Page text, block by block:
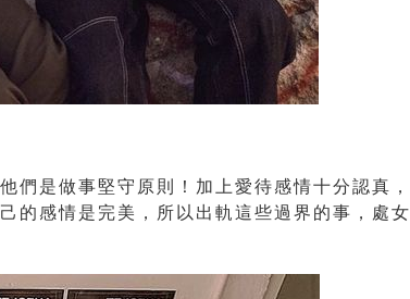
們是做事堅守原則！加上愛待感情十分認真，
的感情是完美，所以出軌這些過界的事，處女